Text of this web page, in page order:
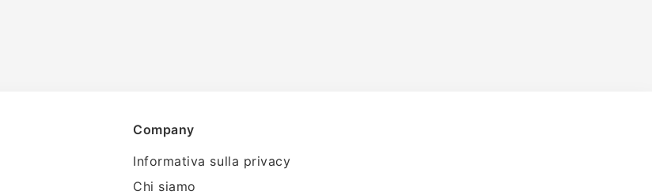
Company
Informativa sulla privacy
Chi siamo